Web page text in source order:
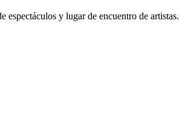
espectáculos y lugar de encuentro de artistas.